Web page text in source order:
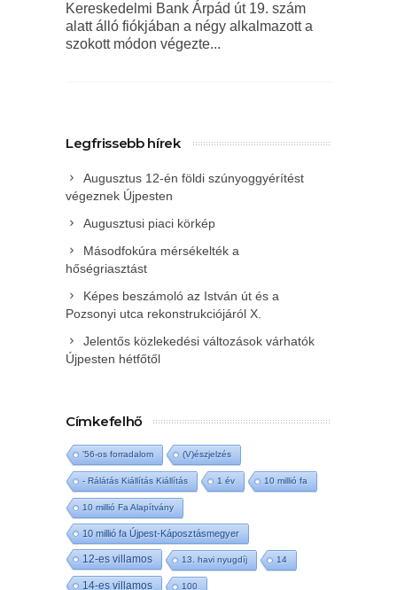
Kereskedelmi Bank Árpád út 19. szám
alatt álló fiókjában a négy alkalmazott a
szokott módon végezte...
Legfrissebb hírek
Augusztus 12-én földi szúnyoggyérítést
végeznek Újpesten
Augusztusi piaci körkép
Másodfokúra mérsékelték a
hőségriasztást
Képes beszámoló az István út és a
Pozsonyi utca rekonstrukciójáról X.
Jelentős közlekedési változások várhatók
Újpesten hétfőtől
Címkefelhő
'56-os forradalom (V)észjelzés
- Rálátás Kiállítás Kiállítás 1 év 10 millió fa
10 millió Fa Alapítvány
10 millió fa Újpest-Káposztásmegyer
12-es villamos 13. havi nyugdíj 14
14-es villamos 100